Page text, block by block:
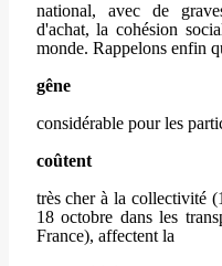
national, avec de
d'achat, la cohésion
monde. Rappelons enfin
gêne
considérable pour les
coûtent
très cher à la collectivité
18 octobre dans les
France), affectent la